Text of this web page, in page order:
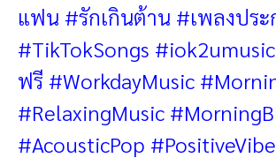
แฟน #รักเกินต้าน #เพลงปร
#TikTokSongs #iok2umusic
ฟรี #WorkdayMusic
#RelaxingMusic
#AcousticPop